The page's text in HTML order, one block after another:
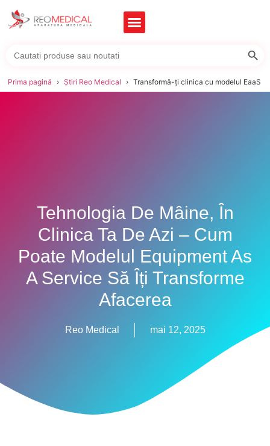
for:
Prima pagină Știri Reo Medical Transformă-ți clinica cu modelul EaaS
Tehnologia De Mâine, În
Clinica Ta De Azi – Cum
Poate Modelul Equipment As
A Service Să Îți Transforme
Afacerea
Reo Medical mai 12, 2025